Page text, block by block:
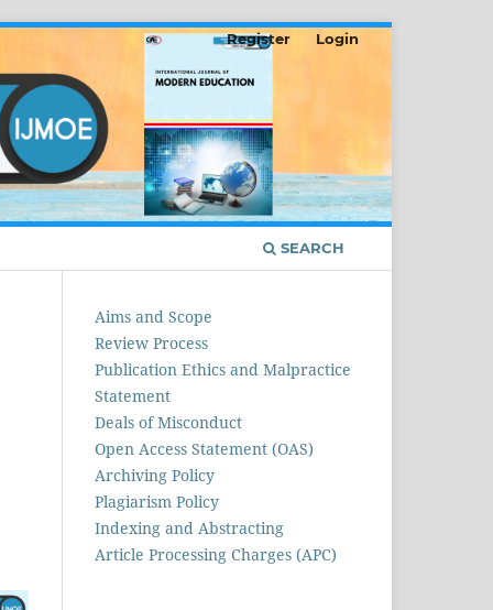
SEARCH
Register Login
Aims and Scope
Review Process
Publication Ethics and Malpractice
Statement
Deals of Misconduct
Open Access Statement (OAS)
Archiving Policy
Plagiarism Policy
Indexing and Abstracting
Article Processing Charges (APC)